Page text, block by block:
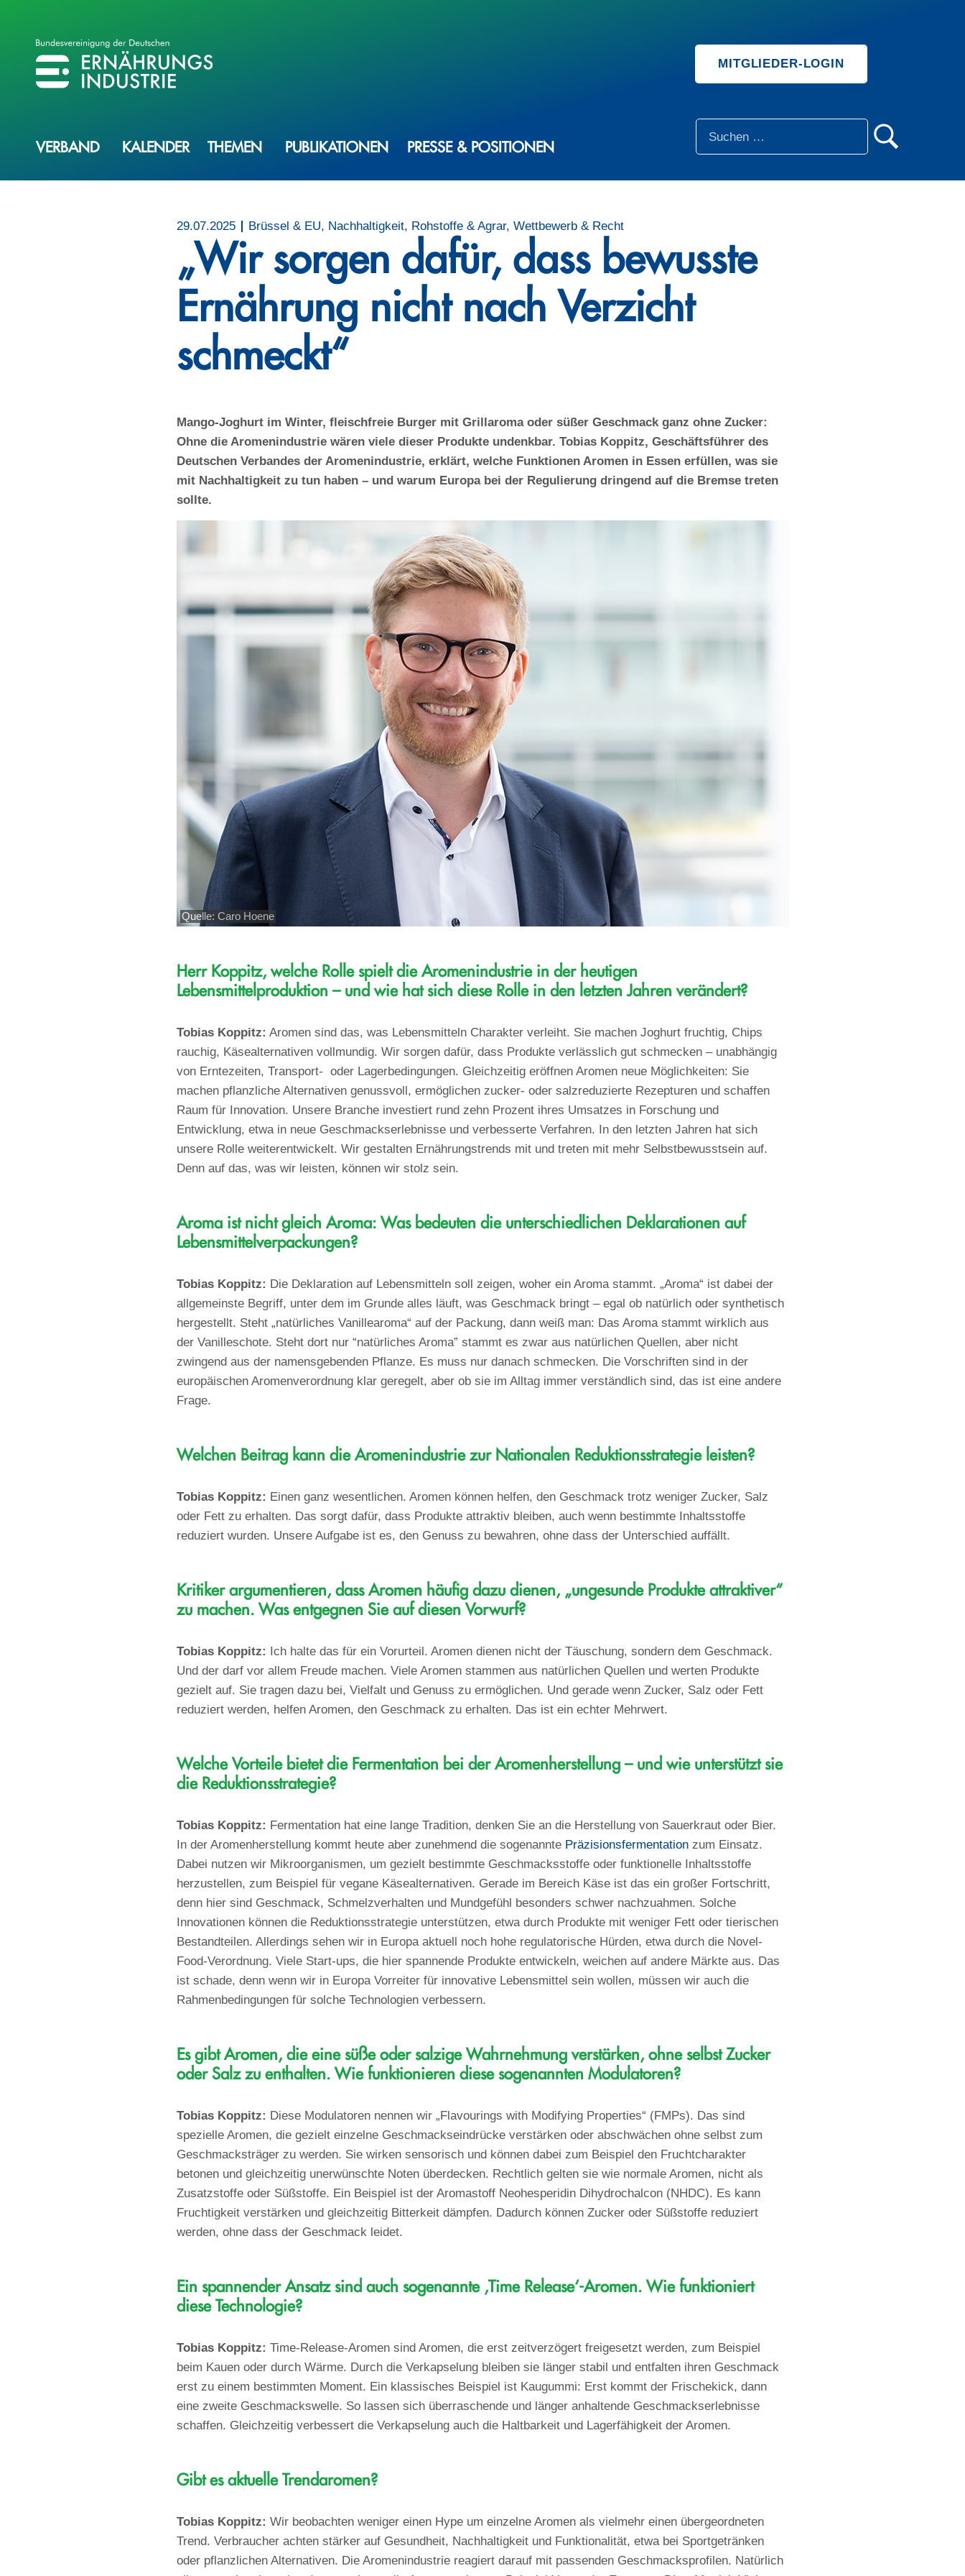
BVE
BUNDESVEREINIGUNG DER ERNÄHRUNGSINDUSTRIE MITGLIEDER-LOGIN
VERBAND KALENDER THEMEN PUBLIKATIONEN PRESSE & POSITIONEN
29.07.2025 Brüssel & EU, Nachhaltigkeit, Rohstoffe & Agrar, Wettbewerb & Recht
„Wir sorgen dafür, dass bewusste
Ernährung nicht nach Verzicht
schmeckt“
Mango-Joghurt im Winter, fleischfreie Burger mit Grillaroma oder süßer Geschmack ganz ohne Zucker:
Ohne die Aromenindustrie wären viele dieser Produkte undenkbar. Tobias Koppitz, Geschäftsführer des
Deutschen Verbandes der Aromenindustrie, erklärt, welche Funktionen Aromen in Essen erfüllen, was sie
mit Nachhaltigkeit zu tun haben – und warum Europa bei der Regulierung dringend auf die Bremse treten
sollte.
Quelle: Caro Hoene
Herr Koppitz, welche Rolle spielt die Aromenindustrie in der heutigen
Lebensmittelproduktion – und wie hat sich diese Rolle in den letzten Jahren verändert?
Tobias Koppitz: Aromen sind das, was Lebensmitteln Charakter verleiht. Sie machen Joghurt fruchtig, Chips
rauchig, Käsealternativen vollmundig. Wir sorgen dafür, dass Produkte verlässlich gut schmecken – unabhängig
von Erntezeiten, Transport- oder Lagerbedingungen. Gleichzeitig eröffnen Aromen neue Möglichkeiten: Sie
machen pflanzliche Alternativen genussvoll, ermöglichen zucker- oder salzreduzierte Rezepturen und schaffen
Raum für Innovation. Unsere Branche investiert rund zehn Prozent ihres Umsatzes in Forschung und
Entwicklung, etwa in neue Geschmackserlebnisse und verbesserte Verfahren. In den letzten Jahren hat sich
unsere Rolle weiterentwickelt. Wir gestalten Ernährungstrends mit und treten mit mehr Selbstbewusstsein auf.
Denn auf das, was wir leisten, können wir stolz sein.
Aroma ist nicht gleich Aroma: Was bedeuten die unterschiedlichen Deklarationen auf
Lebensmittelverpackungen?
Tobias Koppitz: Die Deklaration auf Lebensmitteln soll zeigen, woher ein Aroma stammt. „Aroma“ ist dabei der
allgemeinste Begriff, unter dem im Grunde alles läuft, was Geschmack bringt – egal ob natürlich oder synthetisch
hergestellt. Steht „natürliches Vanillearoma“ auf der Packung, dann weiß man: Das Aroma stammt wirklich aus
der Vanilleschote. Steht dort nur “natürliches Aroma” stammt es zwar aus natürlichen Quellen, aber nicht
zwingend aus der namensgebenden Pflanze. Es muss nur danach schmecken. Die Vorschriften sind in der
europäischen Aromenverordnung klar geregelt, aber ob sie im Alltag immer verständlich sind, das ist eine andere
Frage.
Welchen Beitrag kann die Aromenindustrie zur Nationalen Reduktionsstrategie leisten?
Tobias Koppitz: Einen ganz wesentlichen. Aromen können helfen, den Geschmack trotz weniger Zucker, Salz
oder Fett zu erhalten. Das sorgt dafür, dass Produkte attraktiv bleiben, auch wenn bestimmte Inhaltsstoffe
reduziert wurden. Unsere Aufgabe ist es, den Genuss zu bewahren, ohne dass der Unterschied auffällt.
Kritiker argumentieren, dass Aromen häufig dazu dienen, „ungesunde Produkte attraktiver“
zu machen. Was entgegnen Sie auf diesen Vorwurf?
Tobias Koppitz: Ich halte das für ein Vorurteil. Aromen dienen nicht der Täuschung, sondern dem Geschmack.
Und der darf vor allem Freude machen. Viele Aromen stammen aus natürlichen Quellen und werten Produkte
gezielt auf. Sie tragen dazu bei, Vielfalt und Genuss zu ermöglichen. Und gerade wenn Zucker, Salz oder Fett
reduziert werden, helfen Aromen, den Geschmack zu erhalten. Das ist ein echter Mehrwert.
Welche Vorteile bietet die Fermentation bei der Aromenherstellung – und wie unterstützt sie
die Reduktionsstrategie?
Tobias Koppitz: Fermentation hat eine lange Tradition, denken Sie an die Herstellung von Sauerkraut oder Bier.
In der Aromenherstellung kommt heute aber zunehmend die sogenannte Präzisionsfermentationzum Einsatz.
Dabei nutzen wir Mikroorganismen, um gezielt bestimmte Geschmacksstoffe oder funktionelle Inhaltsstoffe
herzustellen, zum Beispiel für vegane Käsealternativen. Gerade im Bereich Käse ist das ein großer Fortschritt,
denn hier sind Geschmack, Schmelzverhalten und Mundgefühl besonders schwer nachzuahmen. Solche
Innovationen können die Reduktionsstrategie unterstützen, etwa durch Produkte mit weniger Fett oder tierischen
Bestandteilen. Allerdings sehen wir in Europa aktuell noch hohe regulatorische Hürden, etwa durch die Novel-
Food-Verordnung. Viele Start-ups, die hier spannende Produkte entwickeln, weichen auf andere Märkte aus. Das
ist schade, denn wenn wir in Europa Vorreiter für innovative Lebensmittel sein wollen, müssen wir auch die
Rahmenbedingungen für solche Technologien verbessern.
Es gibt Aromen, die eine süße oder salzige Wahrnehmung verstärken, ohne selbst Zucker
oder Salz zu enthalten. Wie funktionieren diese sogenannten Modulatoren?
Tobias Koppitz: Diese Modulatoren nennen wir „Flavourings with Modifying Properties“ (FMPs). Das sind
spezielle Aromen, die gezielt einzelne Geschmackseindrücke verstärken oder abschwächen ohne selbst zum
Geschmacksträger zu werden. Sie wirken sensorisch und können dabei zum Beispiel den Fruchtcharakter
betonen und gleichzeitig unerwünschte Noten überdecken. Rechtlich gelten sie wie normale Aromen, nicht als
Zusatzstoffe oder Süßstoffe. Ein Beispiel ist der Aromastoff Neohesperidin Dihydrochalcon (NHDC). Es kann
Fruchtigkeit verstärken und gleichzeitig Bitterkeit dämpfen. Dadurch können Zucker oder Süßstoffe reduziert
werden, ohne dass der Geschmack leidet.
Ein spannender Ansatz sind auch sogenannte ‚Time Release‘-Aromen. Wie funktioniert
diese Technologie?
Tobias Koppitz: Time-Release-Aromen sind Aromen, die erst zeitverzögert freigesetzt werden, zum Beispiel
beim Kauen oder durch Wärme. Durch die Verkapselung bleiben sie länger stabil und entfalten ihren Geschmack
erst zu einem bestimmten Moment. Ein klassisches Beispiel ist Kaugummi: Erst kommt der Frischekick, dann
eine zweite Geschmackswelle. So lassen sich überraschende und länger anhaltende Geschmackserlebnisse
schaffen. Gleichzeitig verbessert die Verkapselung auch die Haltbarkeit und Lagerfähigkeit der Aromen.
Gibt es aktuelle Trendaromen?
Tobias Koppitz: Wir beobachten weniger einen Hype um einzelne Aromen als vielmehr einen übergeordneten
Trend. Verbraucher achten stärker auf Gesundheit, Nachhaltigkeit und Funktionalität, etwa bei Sportgetränken
oder pflanzlichen Alternativen. Die Aromenindustrie reagiert darauf mit passenden Geschmacksprofilen. Natürlich